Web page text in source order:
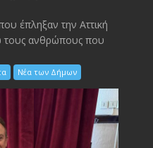
έπληξαν την Αττική
τους ανθρώπους που
Νέα των Δήμων